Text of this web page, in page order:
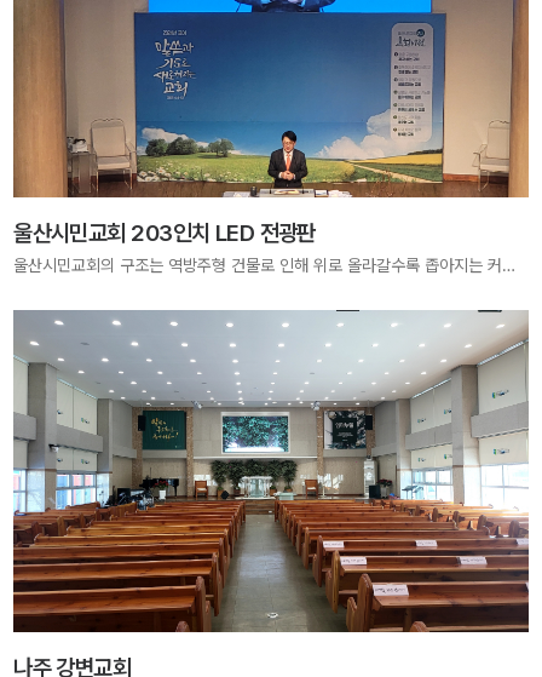
울산시민교회 203인치 LED 전광판
울산시민교회의 구조는 역방주형 건물로 인해 위로 올라갈수록 좁아지는 커브드 구조입니다 당사는 커브 구조의 건물에 맞춰서 1도 내외의 커브를 좌우 상하로 컨트롤하여 지금과 같은 구조의 전광판을 설치하였습니다.
나주 강변교회